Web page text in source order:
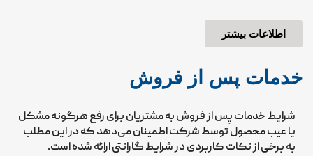
اطلاعات بیشتر
خدمات پس از فروش
شرایط خدمات پس از فروش به مشتریان برای رفع هرگونه مشکل
یا عیب محصول توسط شرکت اطمینان می‌دهد که در این مطلب
به برخی از نکات کاربردی در شرایط گارانتی ارائه شده است.